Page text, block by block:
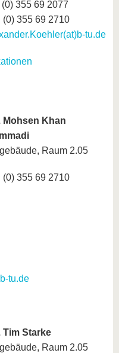
(0) 355 69 2077
(0) 355 69 2710
tu.de
Mohsen Khan
Raum 2.05
(0) 355 69 2710
tu.de
Tim Starke
Raum 2.05